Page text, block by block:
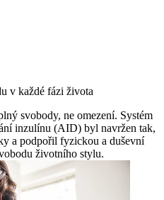
v každé fázi života
svobody, ne omezení. Systém
inzulínu (AID) byl navržen tak,
a podpořil fyzickou a duševní
životního stylu.